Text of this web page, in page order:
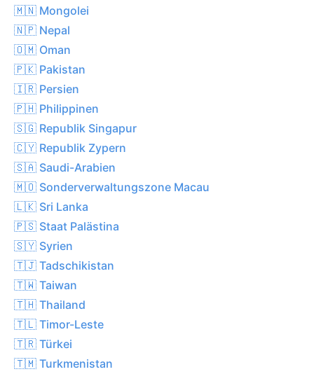
🇲🇳 Mongolei
🇳🇵 Nepal
🇴🇲 Oman
🇵🇰 Pakistan
🇮🇷 Persien
🇵🇭 Philippinen
🇸🇬 Republik Singapur
🇨🇾 Republik Zypern
🇸🇦 Saudi-Arabien
🇲🇴 Sonderverwaltungszone Macau
🇱🇰 Sri Lanka
🇵🇸 Staat Palästina
🇸🇾 Syrien
🇹🇯 Tadschikistan
🇹🇼 Taiwan
🇹🇭 Thailand
🇹🇱 Timor-Leste
🇹🇷 Türkei
🇹🇲 Turkmenistan